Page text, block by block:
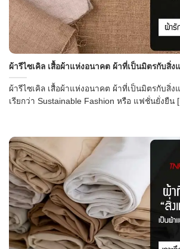
ผ้ารีไซเคิล เสื้อผ้าแห่งอนาคต ผ้าที่เป็นมิตรกับสิ่ง
ผ้ารีไซเคิล เสื้อผ้าแห่งอนาคต ผ้าที่เป็นมิตรกับสิ่
เรียกว่า Sustainable Fashion หรือ แฟชั่นยั่งยืน